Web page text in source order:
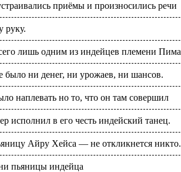
приёмы и произносились речи
руку.
лишь одним из индейцев племени Пима
было ни денег, ни урожаев, ни шансов.
наплевать но то, что он там совершил
исполнил в его честь индейский танец.
Айру Хейса — не откликнется никто.
пьяницы индейца